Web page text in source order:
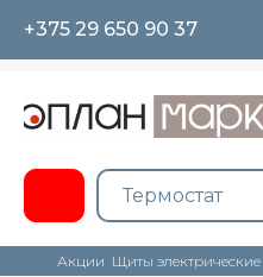
+375 29 650 90 37
Акции Щиты электрические